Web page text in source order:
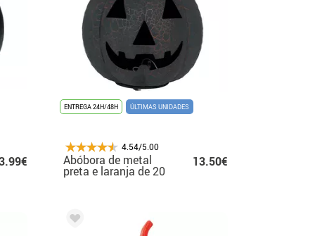
ENTREGA 24H/48H ÚLTIMAS UNIDADES
4.54/5.00
Abóbora de metal
preta e laranja de 20
cm com luz
13.50€